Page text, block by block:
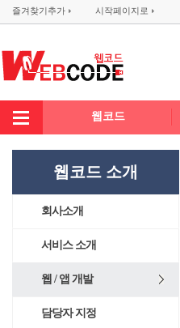
즐겨찾기추가 시작페이지로
웹코드
웹코드 소개
회사소개
서비스 소개
웹 / 앱 개발
담당자 지정